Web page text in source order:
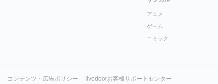
アニメ
ゲーム
コミック
コンテンツ・広告ポリシー livedoorお客様サポートセンター